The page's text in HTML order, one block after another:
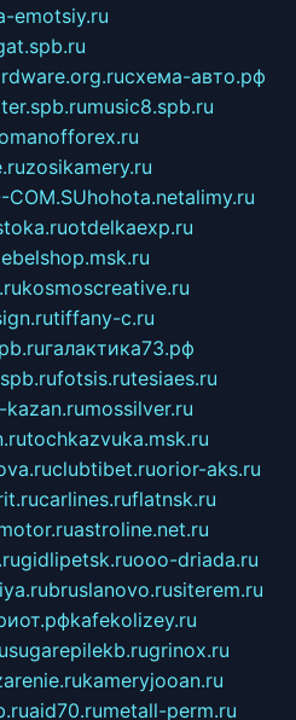
emotsiy.ru
схема-авто.рф
music8.spb.ru
zosikamery.ru
COM.SUhohota.netalimy.ru
otdelkaexp.ru
kosmoscreative.ru
tiffany-c.ru
галактика73.рф
fotsis.rutesiaes.ru
kazan.rumossilver.ru
tochkazvuka.msk.ru
clubtibet.ruorior-aks.ru
carlines.ruflatnsk.ru
astroline.net.ru
gidlipetsk.ruooo-driada.ru
bruslanovo.rusiterem.ru
kafekolizey.ru
sugarepilekb.rugrinox.ru
kameryjooan.ru
aid70.rumetall-perm.ru